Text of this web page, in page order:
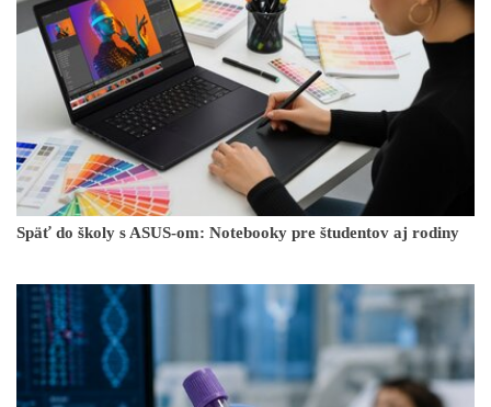
Späť do školy s ASUS-om: Notebooky pre študentov aj rodiny